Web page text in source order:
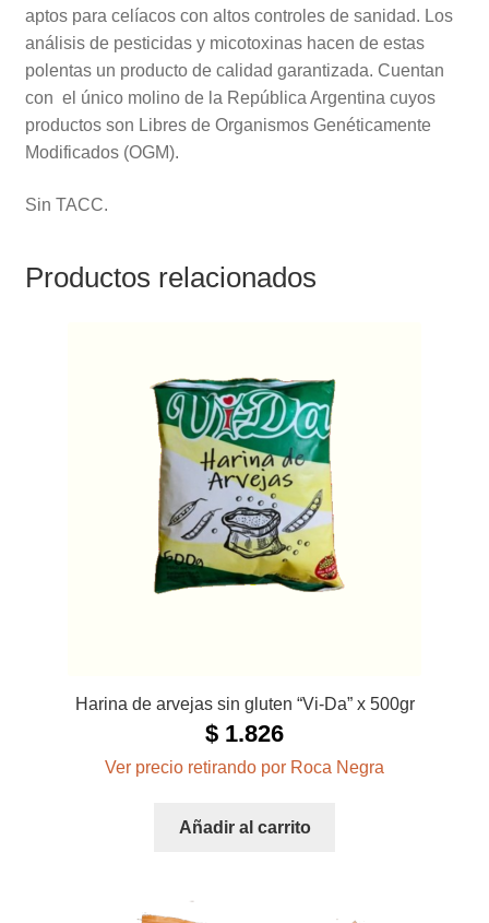
aptos para celíacos con altos controles de sanidad. Los
análisis de pesticidas y micotoxinas hacen de estas
polentas un producto de calidad garantizada. Cuentan
con el único molino de la República Argentina cuyos
productos son Libres de Organismos Genéticamente
Modificados (OGM).
Sin TACC.
Productos relacionados
Harina de arvejas sin gluten “Vi-Da” x 500gr
$ 1.826
Ver precio retirando por Roca Negra
Añadir al carrito